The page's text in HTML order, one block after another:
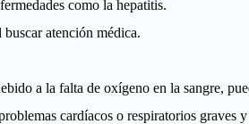
como la hepatitis.
buscar atención médica.
a la falta de oxígeno en la sangre,
cardíacos o respiratorios graves